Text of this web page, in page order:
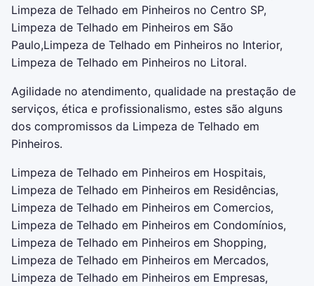
Limpeza de Telhado em Pinheiros no Centro SP,
Limpeza de Telhado em Pinheiros em São
Paulo,Limpeza de Telhado em Pinheiros no Interior,
Limpeza de Telhado em Pinheiros no Litoral.
Agilidade no atendimento, qualidade na prestação de
serviços, ética e profissionalismo, estes são alguns
dos compromissos da Limpeza de Telhado em
Pinheiros.
Limpeza de Telhado em Pinheiros em Hospitais,
Limpeza de Telhado em Pinheiros em Residências,
Limpeza de Telhado em Pinheiros em Comercios,
Limpeza de Telhado em Pinheiros em Condomínios,
Limpeza de Telhado em Pinheiros em Shopping,
Limpeza de Telhado em Pinheiros em Mercados,
Limpeza de Telhado em Pinheiros em Empresas,